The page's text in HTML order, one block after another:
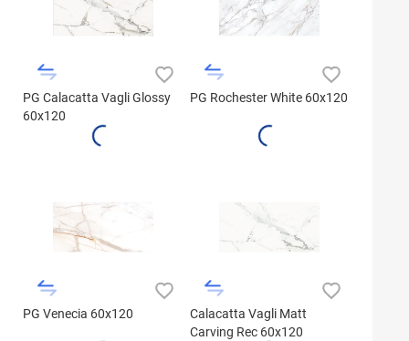
PG Calacatta Vagli Glossy
60x120
PG Rochester White 60x120
PG Venecia 60x120
Calacatta Vagli Matt
Carving Rec 60x120